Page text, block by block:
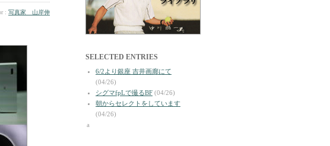
: 写真家 山岸伸
SELECTED ENTRIES
6/2より銀座 吉井画廊にて
(04/26)
シグマfpLで撮るBF (04/26)
朝からセレクトをしています
(04/26)
a